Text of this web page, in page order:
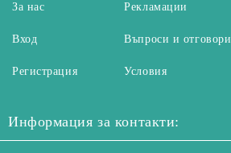
За нас
Вход
Регистрация
Рекламации
Въпроси и отговори
Условия
Информация за контакти: